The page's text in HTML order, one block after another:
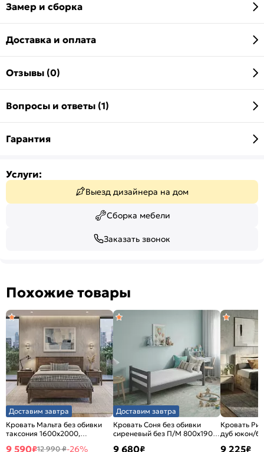
Замер и сборка
Доставка и оплата
Отзывы (0)
Вопросы и ответы (1)
Гарантия
Услуги:
Выезд дизайнера на дом
Сборка мебели
Заказать звонок
Похожие товары
Доставим завтра
Кровать Мальта без обивки
таксония 1600x2000,
9 590₽12 990 ₽-26%
Доставим завтра
Кровать Соня без обивки
сиреневый без П/М 800x1900,
9 680₽
Кровать
дуб юкон/
9 225₽